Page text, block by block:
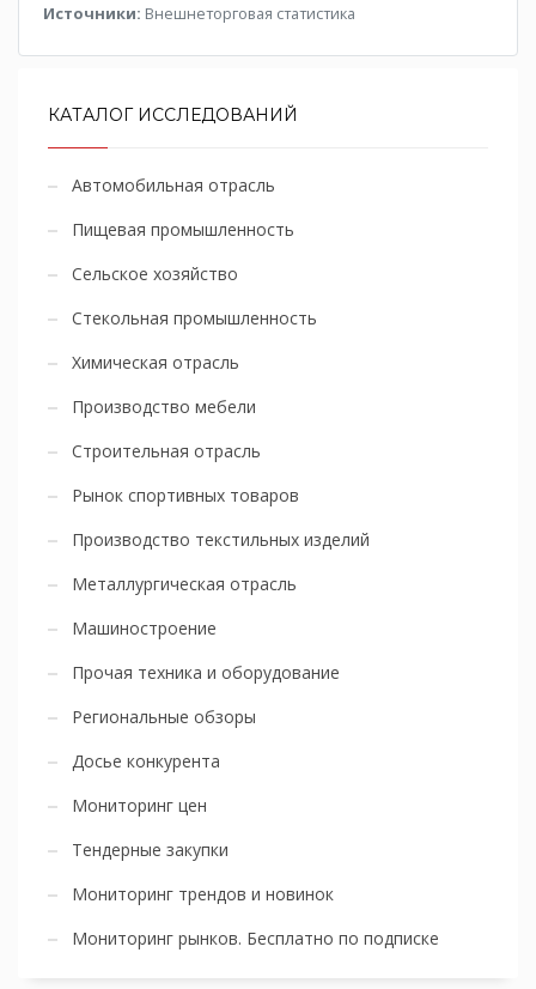
Источники: Внешнеторговая статистика
КАТАЛОГ ИССЛЕДОВАНИЙ
Автомобильная отрасль
Пищевая промышленность
Сельское хозяйство
Стекольная промышленность
Химическая отрасль
Производство мебели
Строительная отрасль
Рынок спортивных товаров
Производство текстильных изделий
Металлургическая отрасль
Машиностроение
Прочая техника и оборудование
Региональные обзоры
Досье конкурента
Мониторинг цен
Тендерные закупки
Мониторинг трендов и новинок
Мониторинг рынков. Бесплатно по подписке